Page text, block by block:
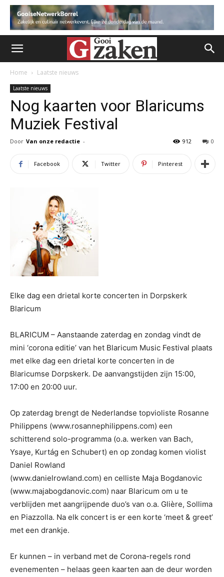
Home Laatste nieuws
Laatste nieuws
Nog kaarten voor Blaricums
Muziek Festival
Door Van onze redactie - 0
912
Facebook Twitter Pinterest
Elke dag een drietal korte concerten in Dorpskerk
Blaricum
BLARICUM – Aanstaande zaterdag en zondag vindt de
mini ‘corona editie’ van het Blaricum Music Festival plaats
met elke dag een drietal korte concerten in de
Blaricumse Dorpskerk. De aanvangstijden zijn 15:00,
17:00 en 20:00 uur.
Op zaterdag brengt de Nederlandse topvioliste Rosanne
Philippens (www.rosannephilippens.com) een
schitterend solo-programma (o.a. werken van Bach,
Ysaye, Kurtág en Schubert) en op zondag komen violist
Daniel Rowland
(www.danielrowland.com) en celliste Maja Bogdanovic
(www.majabogdanovic.com) naar Blaricum om u te
verblijden met aangrijpende duo’s van o.a. Glière, Sollima
en Piazzolla. Na elk concert is er een korte ‘meet & greet’
met een drankje.
Er kunnen – in verband met de Corona-regels rond
evenementen – helaas geen kaarten aan de deur worden